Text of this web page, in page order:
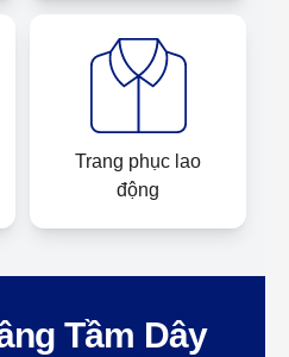
Trang phục lao
động
Tầm Dây